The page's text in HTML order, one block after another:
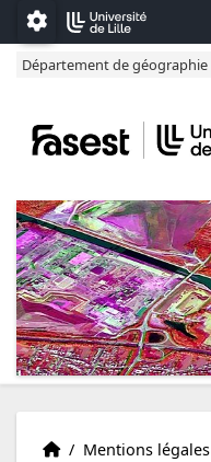
Accéder au menu principal
Accéder au contenu
Paramétrage
Département de géographie
Accueil
Accueil
/ Mentions légales